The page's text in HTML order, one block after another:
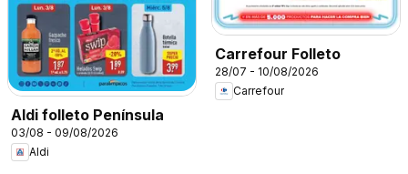
Aldi folleto Península
03/08 - 09/08/2026
Aldi
Carrefour Folleto
28/07 - 10/08/2026
Carrefour